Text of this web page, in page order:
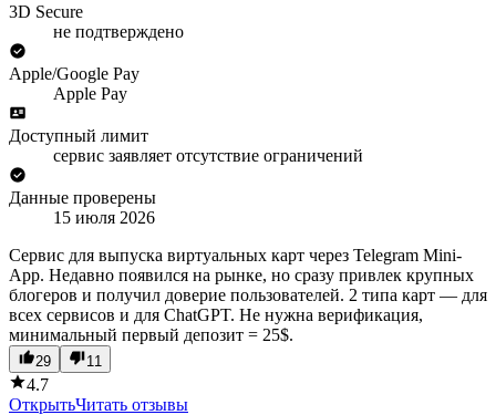
3D Secure
не подтверждено
Apple/Google Pay
Apple Pay
Доступный лимит
сервис заявляет отсутствие ограничений
Данные проверены
15 июля 2026
Сервис для выпуска виртуальных карт через Telegram Mini-
App. Недавно появился на рынке, но сразу привлек крупных
блогеров и получил доверие пользователей. 2 типа карт — для
всех сервисов и для ChatGPT. Не нужна верификация,
минимальный первый депозит = 25$.
29 11
4.7
ОткрытьЧитать отзывы